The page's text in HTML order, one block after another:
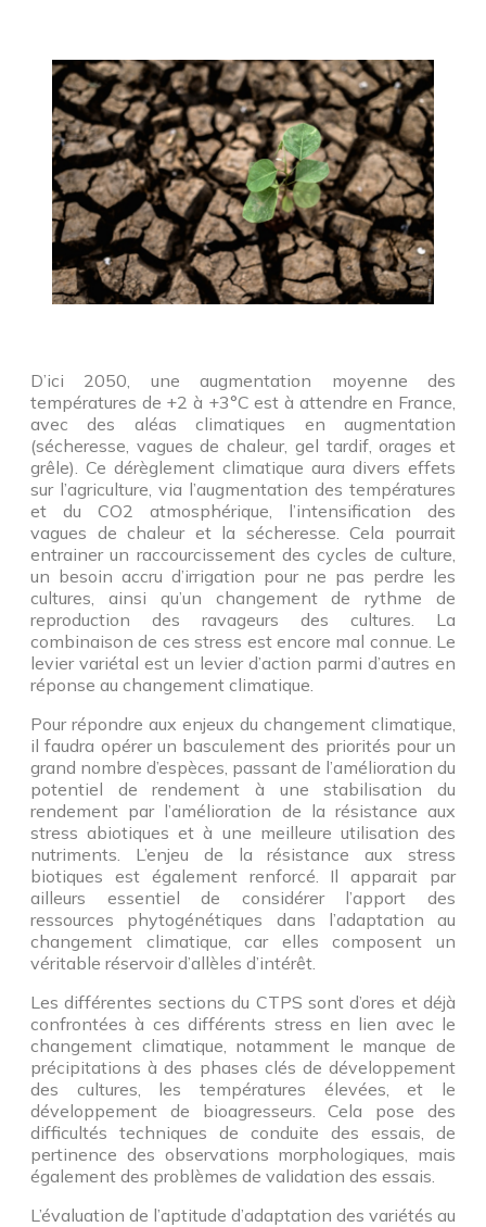
D’ici 2050, une augmentation moyenne des
températures de +2 à +3°C est à attendre en France,
avec des aléas climatiques en augmentation
(sécheresse, vagues de chaleur, gel tardif, orages et
grêle). Ce dérèglement climatique aura divers effets
sur l’agriculture, via l’augmentation des températures
et du CO2 atmosphérique, l’intensification des
vagues de chaleur et la sécheresse. Cela pourrait
entrainer un raccourcissement des cycles de culture,
un besoin accru d’irrigation pour ne pas perdre les
cultures, ainsi qu’un changement de rythme de
reproduction des ravageurs des cultures. La
combinaison de ces stress est encore mal connue. Le
levier variétal est un levier d’action parmi d’autres en
réponse au changement climatique.
Pour répondre aux enjeux du changement climatique,
il faudra opérer un basculement des priorités pour un
grand nombre d’espèces, passant de l’amélioration du
potentiel de rendement à une stabilisation du
rendement par l’amélioration de la résistance aux
stress abiotiques et à une meilleure utilisation des
nutriments. L’enjeu de la résistance aux stress
biotiques est également renforcé. Il apparait par
ailleurs essentiel de considérer l’apport des
ressources phytogénétiques dans l’adaptation au
changement climatique, car elles composent un
véritable réservoir d’allèles d’intérêt.
Les différentes sections du CTPS sont d’ores et déjà
confrontées à ces différents stress en lien avec le
changement climatique, notamment le manque de
précipitations à des phases clés de développement
des cultures, les températures élevées, et le
développement de bioagresseurs. Cela pose des
difficultés techniques de conduite des essais, de
pertinence des observations morphologiques, mais
également des problèmes de validation des essais.
L’évaluation de l’aptitude d’adaptation des variétés au